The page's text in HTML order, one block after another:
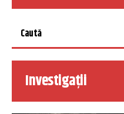
Investigații